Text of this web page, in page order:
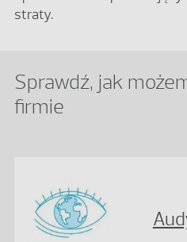
straty.
Sprawdź, jak
firmie